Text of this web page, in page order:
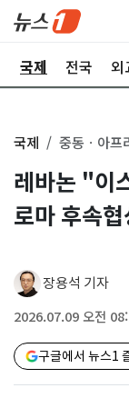
국제 전국 외
국제 중동ㆍ아프
레바논 "이
로마 후속
장용석 기자
2026.07.09 오전
구글에서 뉴스1